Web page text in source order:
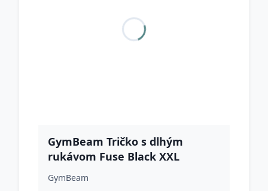
GymBeam Tričko s dlhým
rukávom Fuse Black XXL
GymBeam